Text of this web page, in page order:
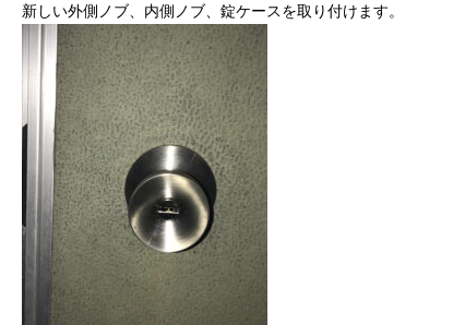
新しい外側ノブ、内側ノブ、錠ケースを取り付けます。